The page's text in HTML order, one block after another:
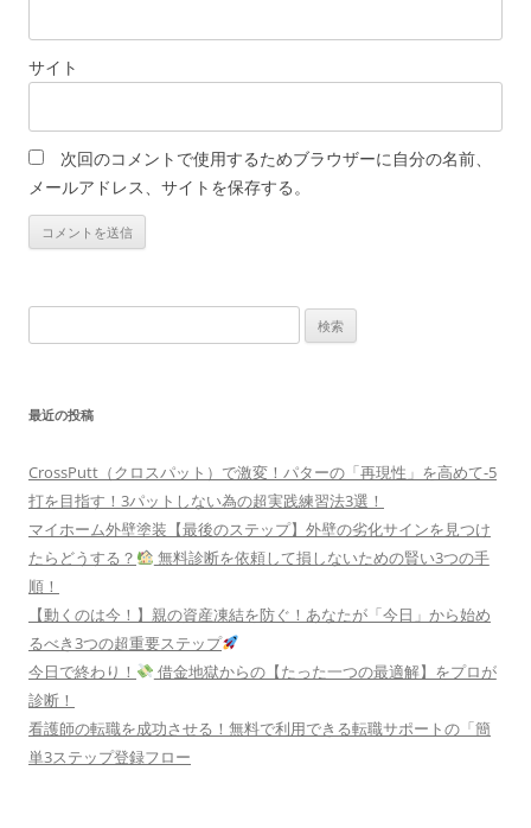
サイト
次回のコメントで使用するためブラウザーに自分の名前、
メールアドレス、サイトを保存する。
索:
最近の投稿
CrossPutt（クロスパット）で激変！パターの「再現性」を高めて-5
打を目指す！3パットしない為の超実践練習法3選！
マイホーム外壁塗装【最後のステップ】外壁の劣化サインを見つけ
たらどうする？
無料診断を依頼して損しないための賢い3つの手
順！
【動くのは今！】親の資産凍結を防ぐ！あなたが「今日」から始め
るべき3つの超重要ステップ
今日で終わり！
借金地獄からの【たった一つの最適解】をプロが
診断！
看護師の転職を成功させる！無料で利用できる転職サポートの「簡
単3ステップ登録フロー